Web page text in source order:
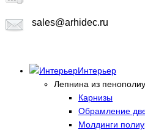
sales@arhidec.ru
Интерьер
Лепнина из
Карнизы
Обрамление
Молдинги